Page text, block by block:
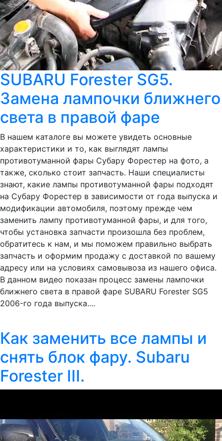
SUBARU Forester SG5.
Замена лампочки ближнего
света в правой фаре
В нашем каталоге вы можете увидеть основные
характеристики и то, как выглядят лампы
противотуманной фары Субару Форестер на фото, а
также, сколько стоит запчасть. Наши специалисты
знают, какие лампы противотуманной фары подходят
на Субару Форестер в зависимости от года выпуска и
модификации автомобиля, поэтому прежде чем
заменить лампу противотуманной фары, и для того,
чтобы установка запчасти произошла без проблем,
обратитесь к нам, и мы поможем правильно выбрать
запчасть и оформим продажу с доставкой по вашему
адресу или на условиях самовывоза из нашего офиса.
В данном видео показан процесс замены лампочки
ближнего света в правой фаре SUBARU Forester SG5
2006-го года выпуска....
Как заменить все лампы и
снять блок фару. Subaru
Forester III.